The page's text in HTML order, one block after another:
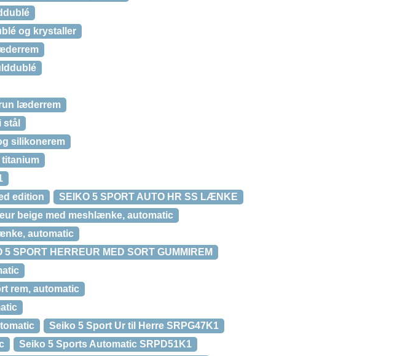
og krystaller
læderrem
silikonerem
edition
SEIKO 5 SPORT AUTO HR SS LÆNKE
beige med meshlænke, automatic
automatic
5 SPORT HERREUR MED SORT GUMMIREM
rem, automatic
Seiko 5 Sport Ur til Herre SRPG47K1
Seiko 5 Sports Automatic SRPD51K1